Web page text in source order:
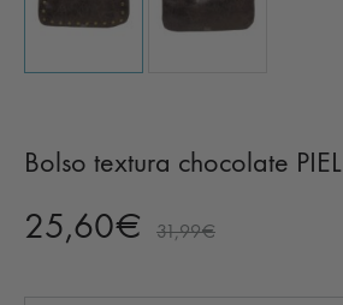
Bolso textura chocolate PIEL
25,60€ 31,99€